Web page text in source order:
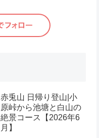
赤兎山 日帰り登山|小
原峠から池塘と白山の
絶景コース【2026年6
月】